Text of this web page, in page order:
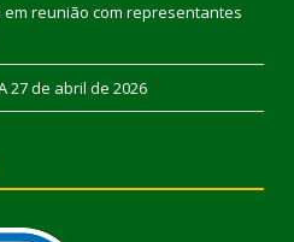
reunião com representantes
27 de abril de 2026